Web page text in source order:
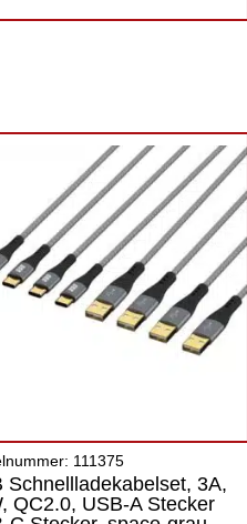
111375
Schnellladekabelset, 3A,
QC2.0, USB-A Stecker